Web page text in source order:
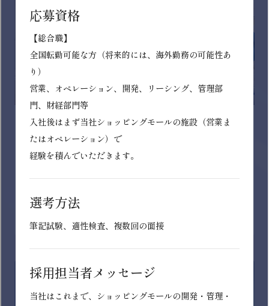
イオンディライト株式会社
ファシリティマネジメント事業